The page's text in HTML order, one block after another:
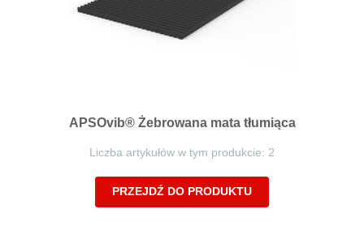
APSOvib® Żebrowana mata tłumiąca
Liczba artykułów w tym produkcie: 2
PRZEJDŹ DO PRODUKTU